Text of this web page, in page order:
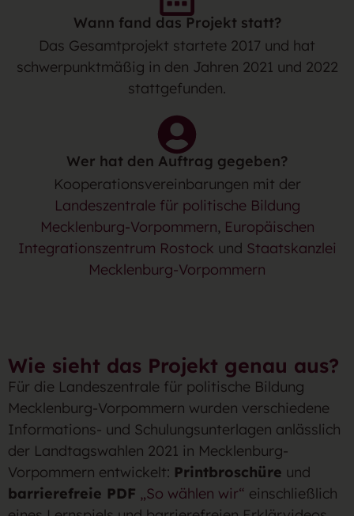
Wann fand das Projekt statt?
Das Gesamtprojekt startete 2017 und hat
schwerpunktmäßig in den Jahren 2021 und 2022
stattgefunden.
Wer hat den Auftrag gegeben?
Kooperationsvereinbarungen mit der
Landeszentrale für politische Bildung
Mecklenburg-Vorpommern, Europäischen
Integrationszentrum Rostock und Staatskanzlei
Mecklenburg-Vorpommern
Wie sieht das Projekt genau aus?
Für die Landeszentrale für politische Bildung
Mecklenburg-Vorpommern wurden verschiedene
Informations- und Schulungsunterlagen anlässlich
der Landtagswahlen 2021 in Mecklenburg-
Vorpommern entwickelt: Printbroschüre und
barrierefreie PDF „So wählen wir“ einschließlich